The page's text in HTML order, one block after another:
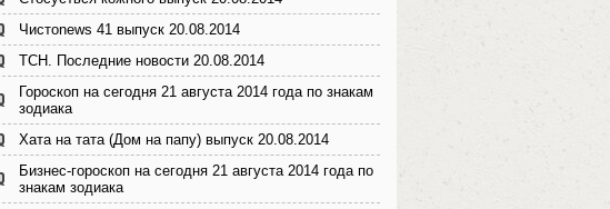
Чистоnews 41 выпуск 20.08.2014
ТСН. Последние новости 20.08.2014
Гороскоп на сегодня 21 августа 2014 года по знакам
зодиака
Хата на тата (Дом на папу) выпуск 20.08.2014
Бизнес-гороскоп на сегодня 21 августа 2014 года по
знакам зодиака